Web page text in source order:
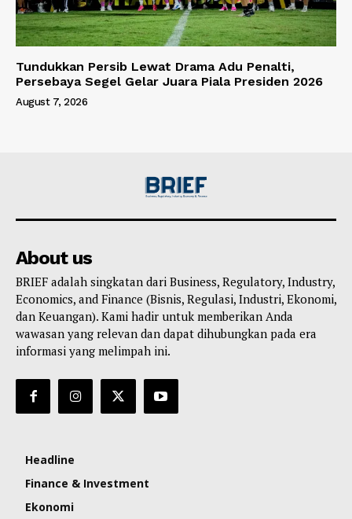
Tundukkan Persib Lewat Drama Adu Penalti,
Persebaya Segel Gelar Juara Piala Presiden 2026
August 7, 2026
About us
BRIEF adalah singkatan dari Business, Regulatory, Industry,
Economics, and Finance (Bisnis, Regulasi, Industri, Ekonomi,
dan Keuangan). Kami hadir untuk memberikan Anda
wawasan yang relevan dan dapat dihubungkan pada era
informasi yang melimpah ini.
Headline
Finance & Investment
Ekonomi